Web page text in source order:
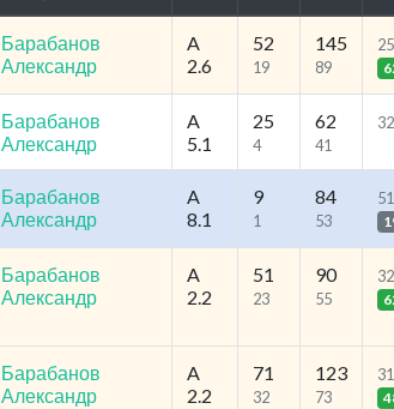
Барабанов
Александр
A
2.6
52
19
145
89
Барабанов
Александр
A
5.1
25
4
62
41
Барабанов
Александр
A
8.1
9
1
84
53
Барабанов
Александр
A
2.2
51
23
90
55
Барабанов
Александр
A
2.2
71
32
123
73